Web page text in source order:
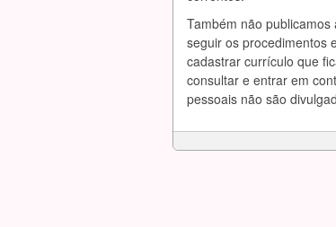
Também não
seguir os procedimentos
cadastrar currículo que
consultar e entrar em
pessoais não são